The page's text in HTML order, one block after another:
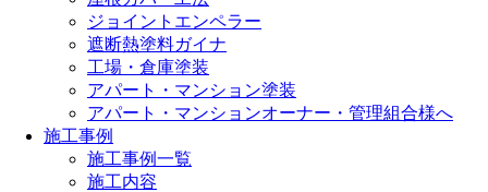
ジョイントエンペラー
遮断熱塗料ガイナ
工場・倉庫塗装
アパート・マンション塗装
アパート・マンションオーナー・管理組合様へ
施工事例
施工事例一覧
施工内容